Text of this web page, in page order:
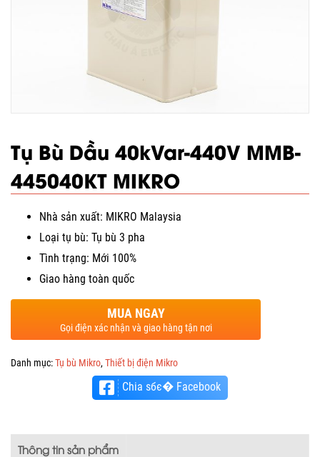
Tụ Bù Dầu 40kVar-440V MMB-
445040KT MIKRO
Nhà sản xuất: MIKRO Malaysia
Loại tụ bù: Tụ bù 3 pha
Tình trạng: Mới 100%
Giao hàng toàn quốc
MUA NGAY
Gọi điện xác nhận và giao hàng tận nơi
Danh mục:Tụ bù Mikro, Thiết bị điện Mikro
Chia sбє� Facebook
Thông tin sản phẩm